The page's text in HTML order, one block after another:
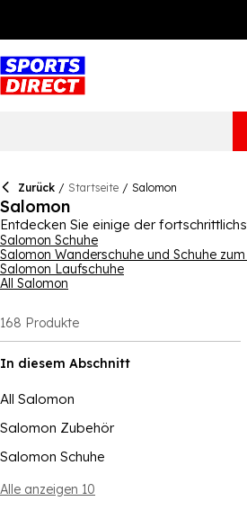
Zurück / Startseite / Salomon
Salomon
Entdecken Sie einige der
Accessoires für Männer, Frauen und
Wanderschuhe. Für die begeisterten
Kleidungskollektion Outdoor-Jacken
Salomon Schuhe
Salomon Wanderschuhe und Schuhe
Salomon Laufschuhe
All Salomon
168 Produkte
In diesem Abschnitt
All Salomon
Salomon Zubehör
Salomon Schuhe
Alle anzeigen 10